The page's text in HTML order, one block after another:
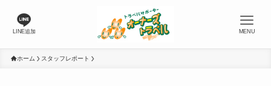
LINE追加 MENU
ホーム スタッフレポート